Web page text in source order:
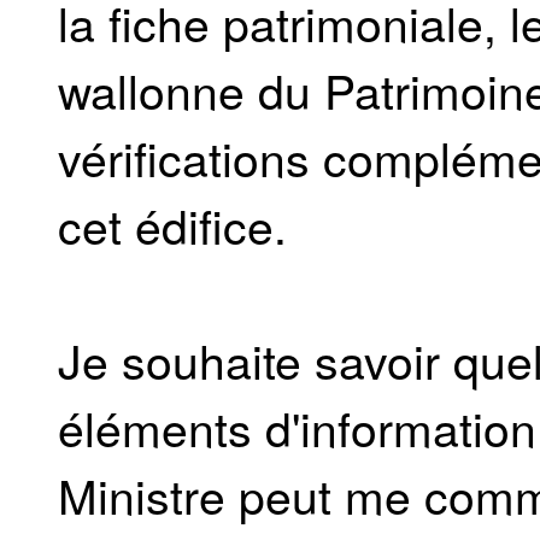
la fiche patrimoniale,
wallonne du
vérifications
cet édifice.
Je souhaite savoir
éléments
Ministre peut me